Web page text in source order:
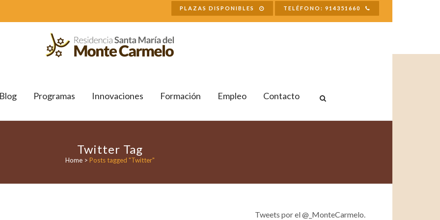
PLAZAS DISPONIBLES TELÉFONO: 914351660
Blog Programas Innovaciones Formación Empleo Contacto
Twitter Tag
Home > Posts tagged "Twitter"
Tweets por el @_MonteCarmelo.